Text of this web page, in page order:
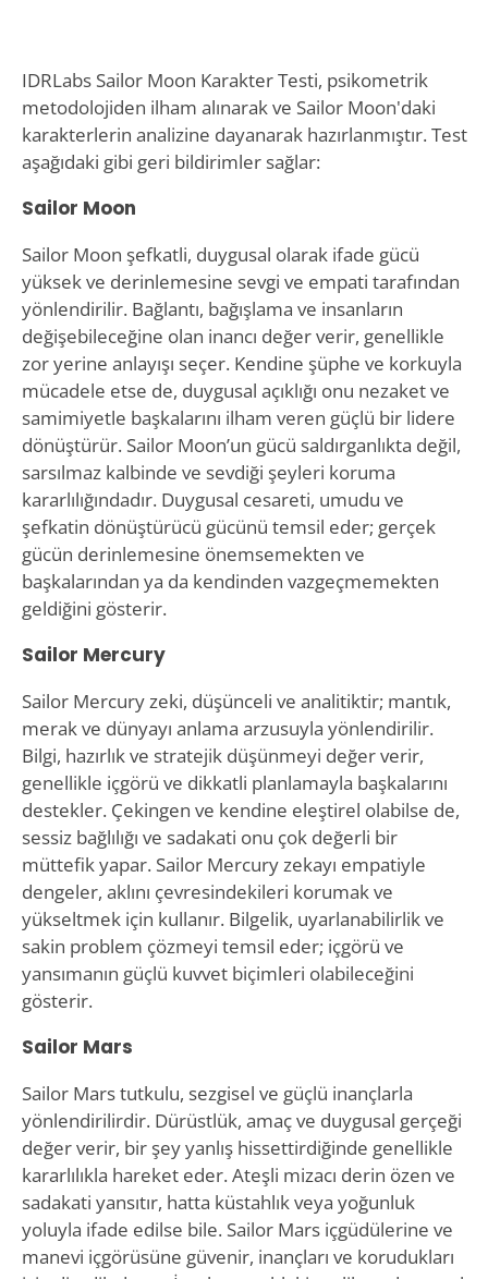
IDRLabs Sailor Moon Karakter Testi, psikometrik
metodolojiden ilham alınarak ve Sailor Moon'daki
karakterlerin analizine dayanarak hazırlanmıştır. Test
aşağıdaki gibi geri bildirimler sağlar:
Sailor Moon
Sailor Moon şefkatli, duygusal olarak ifade gücü
yüksek ve derinlemesine sevgi ve empati tarafından
yönlendirilir. Bağlantı, bağışlama ve insanların
değişebileceğine olan inancı değer verir, genellikle
zor yerine anlayışı seçer. Kendine şüphe ve korkuyla
mücadele etse de, duygusal açıklığı onu nezaket ve
samimiyetle başkalarını ilham veren güçlü bir lidere
dönüştürür. Sailor Moon’un gücü saldırganlıkta değil,
sarsılmaz kalbinde ve sevdiği şeyleri koruma
kararlılığındadır. Duygusal cesareti, umudu ve
şefkatin dönüştürücü gücünü temsil eder; gerçek
gücün derinlemesine önemsemekten ve
başkalarından ya da kendinden vazgeçmemekten
geldiğini gösterir.
Sailor Mercury
Sailor Mercury zeki, düşünceli ve analitiktir; mantık,
merak ve dünyayı anlama arzusuyla yönlendirilir.
Bilgi, hazırlık ve stratejik düşünmeyi değer verir,
genellikle içgörü ve dikkatli planlamayla başkalarını
destekler. Çekingen ve kendine eleştirel olabilse de,
sessiz bağlılığı ve sadakati onu çok değerli bir
müttefik yapar. Sailor Mercury zekayı empatiyle
dengeler, aklını çevresindekileri korumak ve
yükseltmek için kullanır. Bilgelik, uyarlanabilirlik ve
sakin problem çözmeyi temsil eder; içgörü ve
yansımanın güçlü kuvvet biçimleri olabileceğini
gösterir.
Sailor Mars
Sailor Mars tutkulu, sezgisel ve güçlü inançlarla
yönlendirilirdir. Dürüstlük, amaç ve duygusal gerçeği
değer verir, bir şey yanlış hissettirdiğinde genellikle
kararlılıkla hareket eder. Ateşli mizacı derin özen ve
sadakati yansıtır, hatta küstahlık veya yoğunluk
yoluyla ifade edilse bile. Sailor Mars içgüdülerine ve
manevi içgörüsüne güvenir, inançları ve korudukları